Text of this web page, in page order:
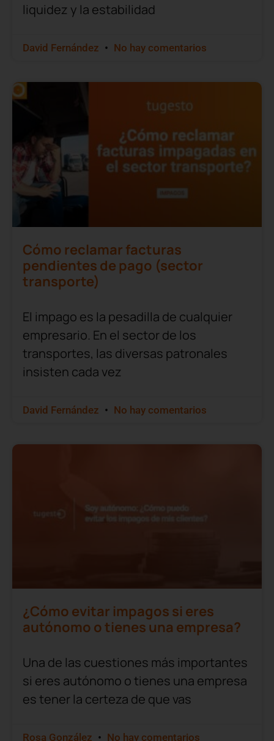
liquidez y la estabilidad
David Fernández No hay comentarios
Cómo reclamar facturas
pendientes de pago (sector
transporte)
El impago es la pesadilla de cualquier
empresario. En el sector de los
transportes, las diversas patronales
insisten cada vez
David Fernández No hay comentarios
¿Cómo evitar impagos si eres
autónomo o tienes una empresa?
Una de las cuestiones más importantes
si eres autónomo o tienes una empresa
es tener la certeza de que vas
Rosa González No hay comentarios